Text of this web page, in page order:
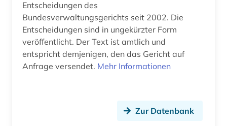
anschrift (1)
ansichtspostkarte (1)
anthologie (18)
anthropologie (1)
Portugal (4)
Rheinland-Pfalz (8)
Roemisches Reich (1)
Rumänien (5)
Entscheidungen des
Bundesverwaltungsgerichts seit 2002. Die
Entscheidungen sind in ungekürzter Form
veröffentlicht. Der Text ist amtlich und
entspricht demjenigen, den das Gericht auf
Anfrage versendet. Mehr Informationen
Zur Datenbank